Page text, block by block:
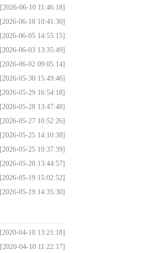
[2026-06-10 11:46:18]
[2026-06-10 10:41:30]
[2026-06-05 14:55:15]
[2026-06-03 13:35:49]
[2026-06-02 09:05:14]
[2026-05-30 15:49:46]
[2026-05-29 16:54:18]
[2026-05-28 13:47:48]
[2026-05-27 10:52:26]
[2026-05-25 14:10:38]
[2026-05-25 10:37:39]
[2026-05-20 13:44:57]
[2026-05-19 15:02:52]
[2026-05-19 14:35:30]
[2020-04-10 13:21:18]
[2020-04-10 11:22:17]